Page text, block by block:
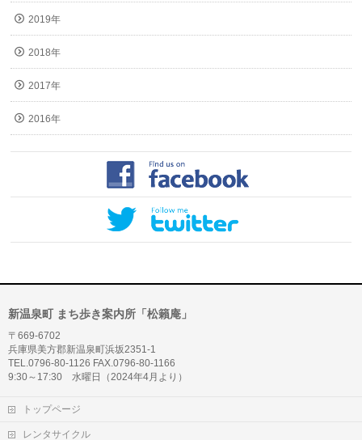
2019年
2018年
2017年
2016年
新温泉町 まち歩き案内所「松籟庵」
〒669-6702
兵庫県美方郡新温泉町浜坂2351-1
TEL.0796-80-1126 FAX.0796-80-1166
9:30～17:30 水曜日（2024年4月より）
トップページ
レンタサイクル